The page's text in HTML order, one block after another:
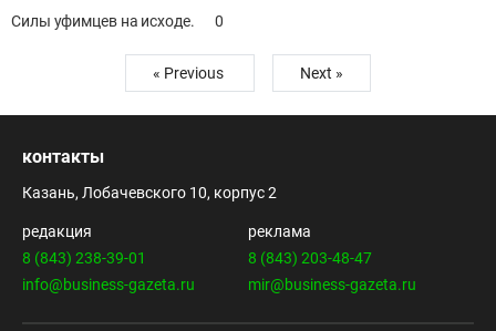
Cилы уфимцев на исходе. 0
« Previous Next »
контакты
Казань, Лобачевского 10, корпус 2
редакция
8 (843) 238-39-01
info@business-gazeta.ru
реклама
8 (843) 203-48-47
mir@business-gazeta.ru